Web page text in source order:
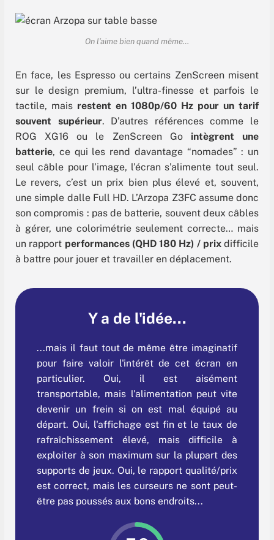
On l’aime bien quand même…
En face, les Espresso ou certains ZenScreen misent
sur le design premium, l’ultra-finesse et parfois le
tactile, mais restent en 1080p/60 Hz pour un tarif
souvent supérieur. D’autres références comme le
ROG XG16 ou le ZenScreen Gointègrent une
batterie, ce qui les rend davantage “nomades” : un
seul câble pour l’image, l’écran s’alimente tout seul.
Le revers, c’est un prix bien plus élevé et, souvent,
une simple dalle Full HD. L’Arzopa Z3FC assume donc
son compromis : pas de batterie, souvent deux câbles
à gérer, une colorimétrie seulement correcte… mais
un rapport performances (QHD 180 Hz) / prixdifficile
à battre pour jouer et travailler en déplacement.
Y a de l'idée...
...mais il faut tout de même être imaginatif
pour faire valoir l'intérêt de cet écran en
particulier. Oui, il est aisément
transportable, mais l'alimentation peut vite
devenir un frein si on est mal équipé au
départ. Oui, l'affichage est fin et le taux de
rafraîchissement élevé, mais difficile à
exploiter à son maximum sur la plupart des
supports de jeux. Oui, le rapport qualité/prix
est correct, mais les curseurs ne sont peut-
être pas poussés aux bons endroits...